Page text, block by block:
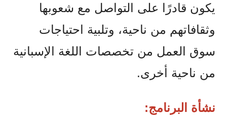
يكون قادرًا على التواصل مع شعوبها
وثقافاتهم من ناحية، وتلبية احتياجات
سوق العمل من تخصصات اللغة الإسبانية
من ناحية أخرى.
نشأة البرنامج: